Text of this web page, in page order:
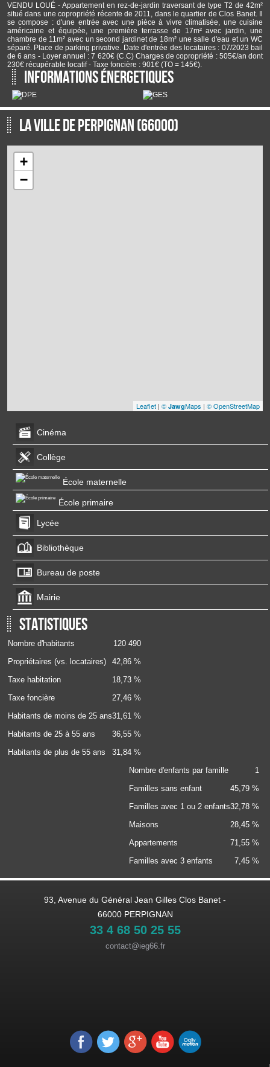
statut du syndic :pas de procédure en cours
Infos Financières
Prix de vente honoraires TTC inclus :118 000 €
Réf: 2366/gr
VENDU LOUÉ - Appartement en rez-de-jardin traversant de type T2 de 42m²
situé dans une copropriété récente de 2011, dans le quartier de Clos Banet. Il
se compose : d'une entrée avec une pièce à vivre climatisée, une cuisine
américaine et équipée, une première terrasse de 17m² avec jardin, une
chambre de 11m² avec un second jardinet de 18m² une salle d'eau et un WC
séparé. Place de parking privative. Date d'entrée des locataires : 07/2023 bail
de 6 ans - Loyer annuel : 7 620€ (C.C) Charges de copropriété : 505€/an dont
230€ récupérable locatif - Taxe foncière : 901€ (TO = 145€).
Informations énergetiques
La ville de Perpignan (66000)
+
−
Leaflet | © JawgMaps | © OpenStreetMap
Cinéma
Collège
École maternelle
École primaire
Lycée
Bibliothèque
Bureau de poste
Mairie
Statistiques
Nombre d'habitants
120 490
Propriétaires (vs. locataires)
42,86 %
Taxe habitation
18,73 %
Taxe foncière
27,46 %
Habitants de moins de 25 ans31,61 %
Habitants de 25 à 55 ans
36,55 %
Habitants de plus de 55 ans
31,84 %
Nombre d'enfants par famille
1
Familles sans enfant
45,79 %
Familles avec 1 ou 2 enfants32,78 %
Maisons
28,45 %
Appartements
71,55 %
Familles avec 3 enfants
7,45 %
93, Avenue du Général Jean Gilles Clos Banet -
66000 PERPIGNAN
33 4 68 50 25 55
contact@ieg66.fr